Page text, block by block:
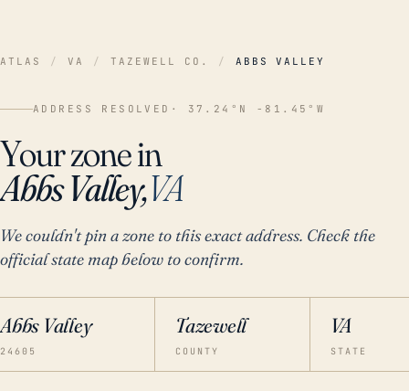
ATLAS / VA / TAZEWELL CO. / ABBS VALLEY
ADDRESS RESOLVED · 37.24°N -81.45°W
Your zone in
Abbs Valley,VA
We couldn't pin a zone to this exact address. Check the
official state map below to confirm.
Abbs Valley
24605
Tazewell
COUNTY
VA
STATE